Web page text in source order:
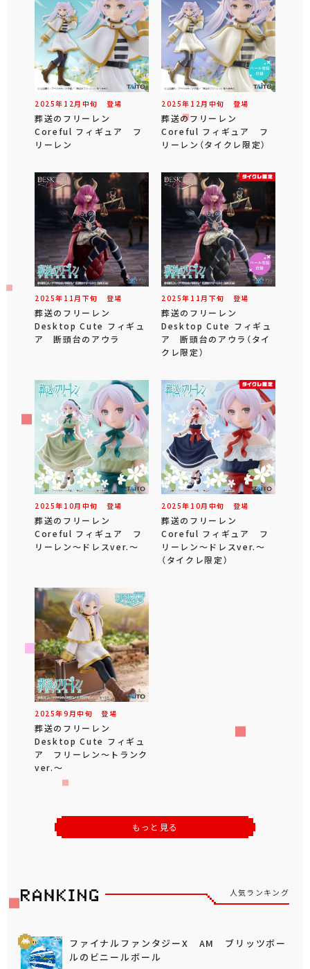
2025年 12 月 中旬 登場
葬送のフリーレン
Coreful フィギュア フ
リーレン
2025年 12 月 中旬 登場
葬送のフリーレン
Coreful フィギュア フ
リーレン（タイクレ限定）
2025年 11 月 下旬 登場
葬送のフリーレン
Desktop Cute フィギュ
ア 断頭台のアウラ
2025年 11 月 下旬 登場
葬送のフリーレン
Desktop Cute フィギュ
ア 断頭台のアウラ（タイ
クレ限定）
2025年 10月 中旬 登場
葬送のフリーレン
Coreful フィギュア フ
リーレン～ドレスver.～
2025年 10月 中旬 登場
葬送のフリーレン
Coreful フィギュア フ
リーレン～ドレスver.～
（タイクレ限定）
2025年9 月中旬 登場
葬送のフリーレン
Desktop Cute フィギュ
ア フリーレン～トランク
ver.～
もっと見る
人気ランキング
ファイナルファンタジーX AM ブリッツボー
ルのビニールボール